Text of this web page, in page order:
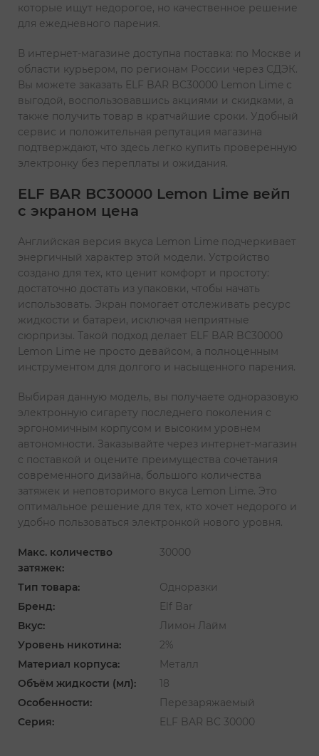
которые ищут недорогое, но качественное решение
для ежедневного парения.
В интернет-магазине доступна поставка: по Москве и
области курьером, по регионам России через СДЭК.
Вы можете заказать ELF BAR BC30000 Lemon Lime с
выгодой, воспользовавшись акциями и скидками, а
также получить товар в кратчайшие сроки. Удобный
сервис и положительная репутация магазина
подтверждают, что здесь легко купить проверенную
электронку без переплаты и ожидания.
ELF BAR BC30000 Lemon Lime вейп
с экраном цена
Английская версия вкуса Lemon Lime подчеркивает
энергичный характер этой модели. Устройство
создано для тех, кто ценит комфорт и простоту:
достаточно достать из упаковки, чтобы начать
использовать. Экран помогает отслеживать ресурс
жидкости и батареи, исключая неприятные
сюрпризы. Такой подход делает ELF BAR BC30000
Lemon Lime не просто девайсом, а полноценным
инструментом для долгого и насыщенного парения.
Выбирая данную модель, вы получаете одноразовую
электронную сигарету последнего поколения с
эргономичным корпусом и высоким уровнем
автономности. Заказывайте через интернет-магазин
с поставкой и оцените преимущества сочетания
современного дизайна, большого количества
затяжек и неповторимого вкуса Lemon Lime. Это
оптимальное решение для тех, кто хочет недорого и
удобно пользоваться электронкой нового уровня.
Макс. количество
затяжек:
30000
Тип товара:
Одноразки
Бренд:
Elf Bar
Вкус:
Лимон Лайм
Уровень никотина:
2%
Материал корпуса:
Металл
Объём жидкости (мл):
18
Особенности:
Перезаряжаемый
Серия:
ELF BAR BC 30000